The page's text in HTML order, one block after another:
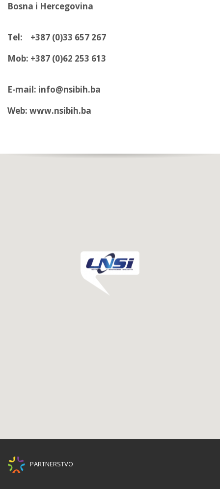
Bosna i Hercegovina
Tel: +387 (0)33 657 267
Mob: +387 (0)62 253 613
E-mail: info@nsibih.ba
Web: www.nsibih.ba
PARTNERSTVO